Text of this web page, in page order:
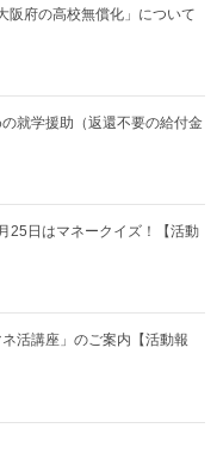
阪府の高校無償化」について
就学援助（返還不要の給付金
25日はマネークイズ！【活動
活講座」のご案内【活動報